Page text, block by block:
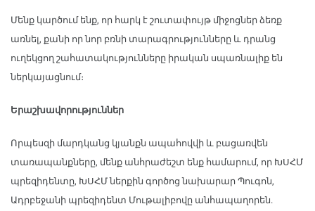
Մենք կարծում ենք, որ հարկ է շուտափույթ միջոցներ ձեռք
առնել, քանի որ նոր բռնի տարագրությունները և դրանց
ուղեկցող շահատակությունները իրական սպառնալիք են
ներկայացնում։
Երաշխավորություններ
Որպեսզի մարդկանց կյանքն ապահովվի և բացառվեն
տառապանքները, մենք անհրաժեշտ ենք համարում, որ ԽՍՀՄ
պրեզիդենտը, ԽՍՀՄ ներքին գործոց նախարար Պուգոն,
Ադրբեջանի պրեզիդենտ Մութալիբովը անհապաղորեն.